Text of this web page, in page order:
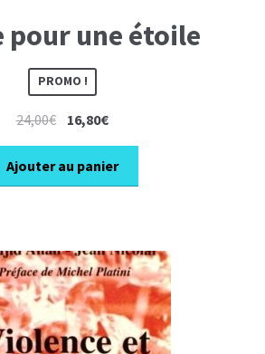
pour une étoile
PROMO !
24,00€ Le
initial
était :
16,80€Le
actuel
est :
Ajouter au panier